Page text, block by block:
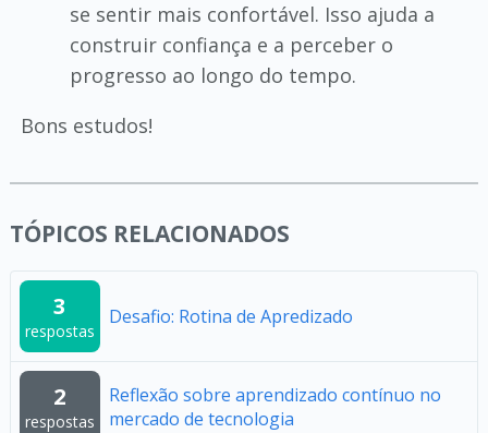
se sentir mais confortável. Isso ajuda a
construir confiança e a perceber o
progresso ao longo do tempo.
Bons estudos!
TÓPICOS RELACIONADOS
3
respostas
Desafio: Rotina de Apredizado
2
respostas
Reflexão sobre aprendizado contínuo no
mercado de tecnologia